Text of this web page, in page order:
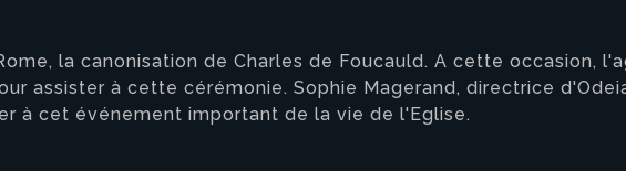
la canonisation de Charles de Foucauld. A cette occasion,
assister à cette cérémonie. Sophie Magerand, directrice
à cet événement important de la vie de l'Eglise.